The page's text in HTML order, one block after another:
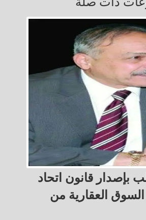
بإصدار قانون اتحاد
السوق العقارية من